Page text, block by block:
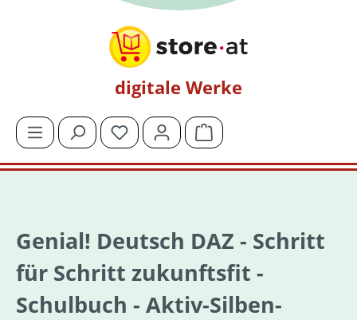
digitale Werke
Du hast 0 Produkte auf dem Merkzettel
Warenkorb enthält 0
Genial! Deutsch DAZ - Schritt
für Schritt zukunftsfit -
Schulbuch - Aktiv-Silben-